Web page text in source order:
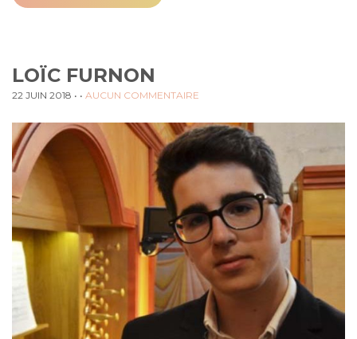
LOÏC FURNON
22 JUIN 2018 • • AUCUN COMMENTAIRE